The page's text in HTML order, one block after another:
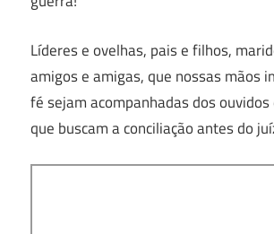
Líderes e ovelhas, pais e filhos,
amigos e amigas, que nossas mãos
fé sejam acompanhadas dos
que buscam a conciliação antes do